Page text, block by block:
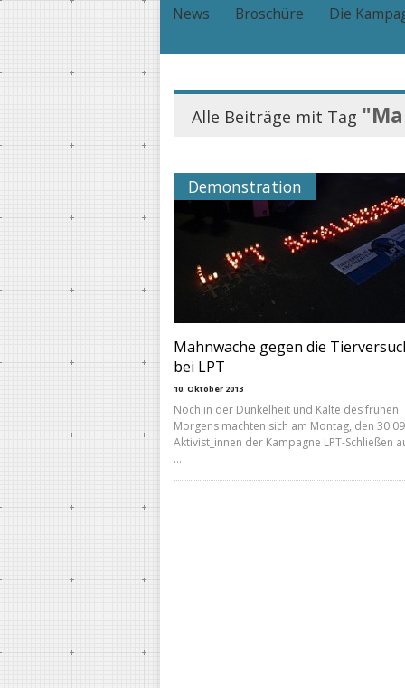
News Broschüre Die
Alle Beiträge mit Tag
Demonstration
Mahnwache gegen die
bei LPT
10. Oktober 2013
Noch in der Dunkelheit und Kälte des frühen
Morgens machten sich am Montag, den
Aktivist_innen der Kampagne LPT-Schließen
…